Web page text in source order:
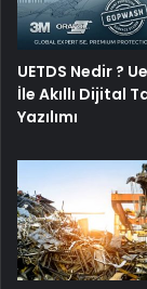
UETDS Nedir ?
İle Akıllı Dijital
Yazılımı